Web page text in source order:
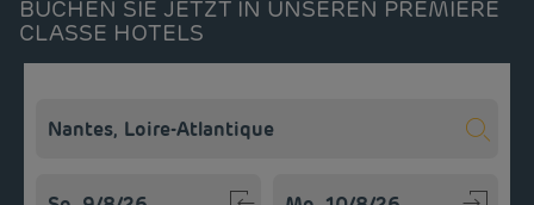
BUCHEN SIE JETZT IN UNSEREN PREMIERE
CLASSE HOTELS